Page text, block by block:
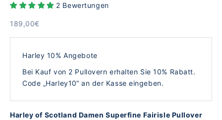
2 Bewertungen
Angebot
189,00€
Harley 10% Angebote
Bei Kauf von 2 Pullovern erhalten Sie 10% Rabatt.
Code „Harley10“ an der Kasse eingeben.
Harley of Scotland Damen Superfine Fairisle Pullover